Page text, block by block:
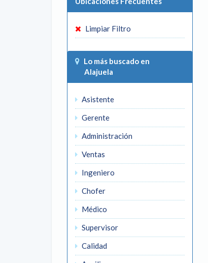
Limpiar Filtro
Lo más buscado en
Alajuela
Asistente
Gerente
Administración
Ventas
Ingeniero
Chofer
Médico
Supervisor
Calidad